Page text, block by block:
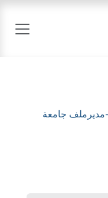
مديرملف جامعة